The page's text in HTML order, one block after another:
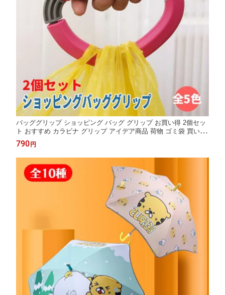
バッググリップ ショッピング バッグ グリップ お買い得 2個セッ
ト おすすめ カラビナ グリップ アイデア商品 荷物 ゴミ袋 買い物
袋 ひとまとめ 指が楽 手が楽 問題解決 便利商品 持ち運び 便利 疲
れない ローズ レッド グリーン パープル ブルー 軽量 ABS素材 送
料無料
790 円